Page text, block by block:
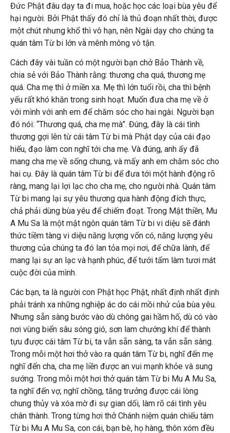
Đức Phật đâu dạy ta đi mua, hoặc học các loại bùa yêu để
hại người. Bởi Phật thấy đó chỉ là thủ đoạn nhất thời, được
một chút nhưng khổ thì vô hạn, nên Ngài dạy cho chúng ta
quán tâm Từ bi lớn và mênh mông vô tận.
Cách đây vài tuần có một người bạn chở Bảo Thành về,
chia sẻ với Bảo Thành rằng: thương cha quá, thương mẹ
quá. Cha mẹ thì ở miền xa. Mẹ thì lớn tuổi rồi, cha thì bệnh
yếu rất khó khăn trong sinh hoạt. Muốn đưa cha mẹ về ở
với mình với anh em để chăm sóc cho hai ngài. Người bạn
đó nói: “Thương quá, cha mẹ mà”. Đúng, đây là cái tình
thương gợi lên từ cái tâm Từ bi mà Phật dạy của cái đạo
hiếu, đạo làm con nghĩ tới cha mẹ. Và đúng, anh ấy đã
mang cha mẹ về sống chung, và mấy anh em chăm sóc cho
hai cụ. Đây là quán tâm Từ bi để đưa tới một hành động rõ
ràng, mang lại lợi lạc cho cha mẹ, cho người nhà. Quán tâm
Từ bi mang lại sự yêu thương qua hành động đích thực,
chả phải dùng bùa yêu để chiếm đoạt. Trong Mật thiền, Mu
A Mu Sa là một mật ngôn quán tâm Từ bi vi diệu sẽ đánh
thức tiềm tàng vi diệu năng lượng vốn có, năng lượng yêu
thương của chúng ta đó lan tỏa mọi nơi, để chữa lành, để
mang lại sự an lạc và hạnh phúc, để tưới tẩm làm tươi mát
cuộc đời của mình.
Các bạn, ta là người con Phật học Phật, nhất định nhất định
phải tránh xa những nghiệp ác do cái mồi nhử của bùa yêu.
Nhưng sẵn sàng bước vào dù chông gai hầm hố, dù có vào
nơi vùng biển sâu sóng gió, sơn lam chướng khí để thành
tựu được cái tâm Từ bi, ta vẫn sẵn sàng, ta vẫn sẵn sàng.
Trong mỗi một hơi thở vào ra quán tâm Từ bi, nghĩ đến mẹ
nghĩ đến cha, cha mẹ liền được an vui mạnh khỏe và sung
sướng. Trong mỗi một hơi thở quán tâm Từ bi Mu A Mu Sa,
ta nghĩ đến vợ, nghĩ chồng, tăng trưởng được cái lòng
chung thủy và xóa mờ đi sự gian dối, làm rõ cái tình yêu
chân thành. Trong từng hơi thở Chánh niệm quán chiếu tâm
Từ bi Mu A Mu Sa, con cái, bạn bè, họ hàng, thôn xóm đều